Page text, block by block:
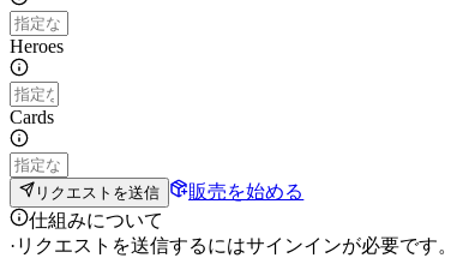
Heroes
Cards
リクエストを送信
販売を始める
仕組みについて
· リクエストを送信するにはサインインが必要です。